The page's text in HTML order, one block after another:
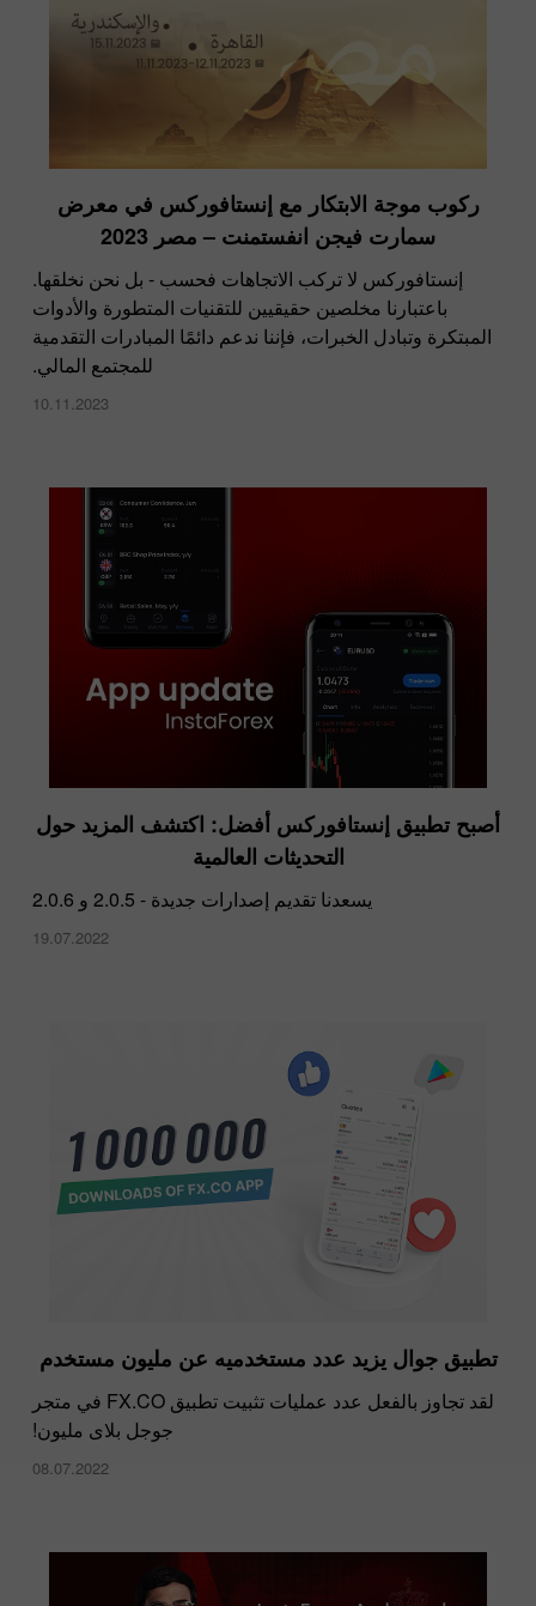
ركوب موجة الابتكار مع إنستافوركس في معرض
سمارت فيجن انفستمنت – مصر 2023
إنستافوركس لا تركب الاتجاهات فحسب - بل نحن نخلقها.
باعتبارنا مخلصين حقيقيين للتقنيات المتطورة والأدوات
المبتكرة وتبادل الخبرات، فإننا ندعم دائمًا المبادرات التقدمية
للمجتمع المالي.
10.11.2023
أصبح تطبيق إنستافوركس أفضل: اكتشف المزيد حول
التحديثات العالمية
يسعدنا تقديم إصدارات جديدة - 2.0.5 و 2.0.6
19.07.2022
تطبيق جوال يزيد عدد مستخدميه عن مليون مستخدم
لقد تجاوز بالفعل عدد عمليات تثبيت تطبيق FX.CO في متجر
جوجل بلاى مليون!
08.07.2022